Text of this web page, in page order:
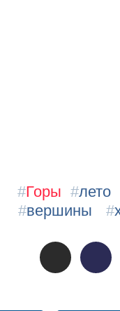
#Горы #лето
#вершины #